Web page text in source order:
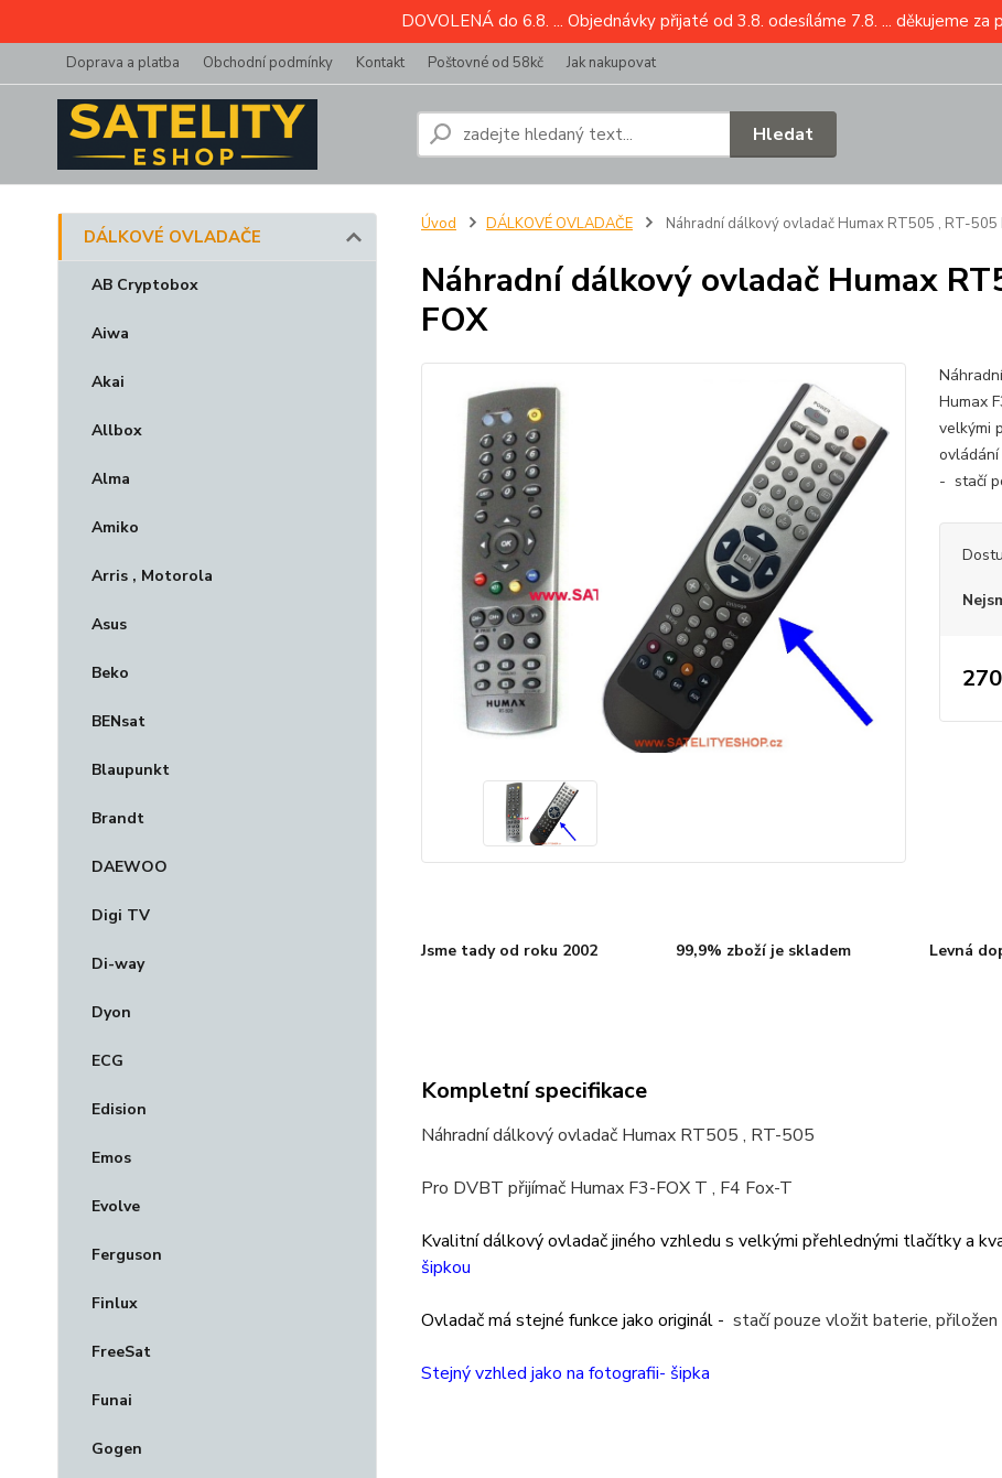
DOVOLENÁ do 6.8. ... Objednávky přijaté od 3.8. odesíláme 7.8. ... děkujeme za
Doprava a platba Obchodní podmínky Kontakt Poštovné od 58kč Jak nakupovat
Hledat
DÁLKOVÉ OVLADAČE
AB Cryptobox
Aiwa
Akai
Allbox
Alma
Amiko
Arris , Motorola
Asus
Beko
BENsat
Blaupunkt
Brandt
DAEWOO
Digi TV
Di-way
Dyon
ECG
Edision
Emos
Evolve
Ferguson
Finlux
FreeSat
Funai
Gogen
Úvod DÁLKOVÉ OVLADAČE Náhradní dálkový ovladač Humax RT505 , RT-505
Náhradní dálkový ovladač Humax
FOX
Humax
velkými
- stačí
Jsme tady od roku 2002 99,9% zboží je skladem Levná
Kompletní specifikace
Náhradní dálkový ovladač Humax RT505 , RT-505
Pro DVBT přijímač Humax F3-FOX T , F4 Fox-T
Kvalitní dálkový ovladač jiného vzhledu s velkými přehlednými tlačítky a
šipkou
Ovladač má stejné funkce jako originál - stačí pouze vložit baterie,
Stejný vzhled jako na fotografii- šipka